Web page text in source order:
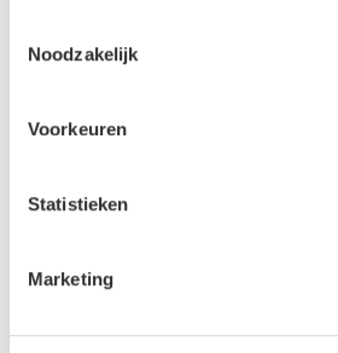
Noodzakelijk
Voorkeuren
Statistieken
Marketing